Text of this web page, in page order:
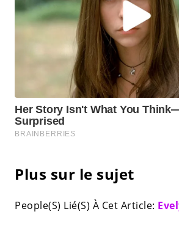
Plus sur le sujet
People(S) Lié(S) À Cet Article: